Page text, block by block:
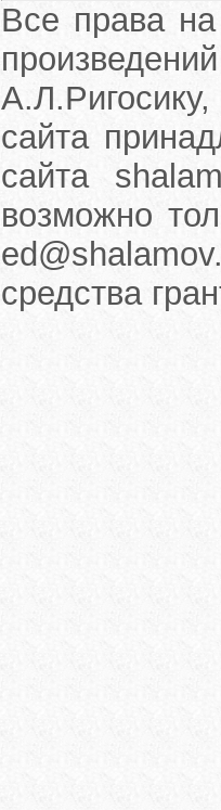
Все права на
сайта
сайта
возможно
средства